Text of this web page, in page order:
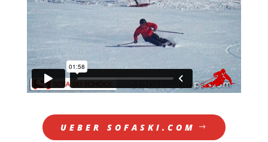
UEBER SOFASKI.COM